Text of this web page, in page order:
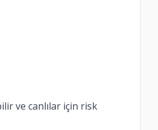
ve canlılar için risk